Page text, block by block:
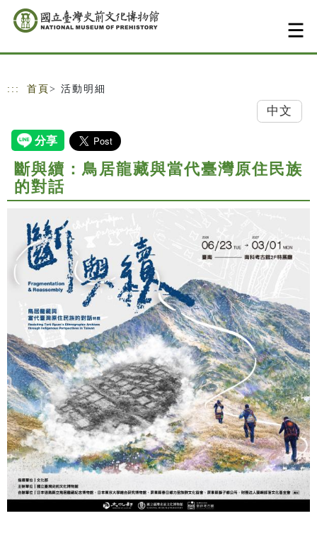
跳到主要內容
網站導覽
::: 首頁 > 活動明細
中文
斷與續：鳥居龍藏與當代臺灣原住民族
的對話